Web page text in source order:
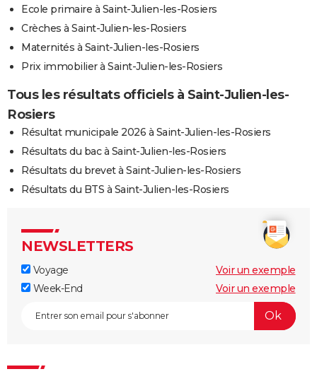
Ecole primaire à Saint-Julien-les-Rosiers
Crèches à Saint-Julien-les-Rosiers
Maternités à Saint-Julien-les-Rosiers
Prix immobilier à Saint-Julien-les-Rosiers
Tous les résultats officiels à Saint-Julien-les-
Rosiers
Résultat municipale 2026 à Saint-Julien-les-Rosiers
Résultats du bac à Saint-Julien-les-Rosiers
Résultats du brevet à Saint-Julien-les-Rosiers
Résultats du BTS à Saint-Julien-les-Rosiers
NEWSLETTERS
Voyage
Voir un exemple
Week-End
Voir un exemple